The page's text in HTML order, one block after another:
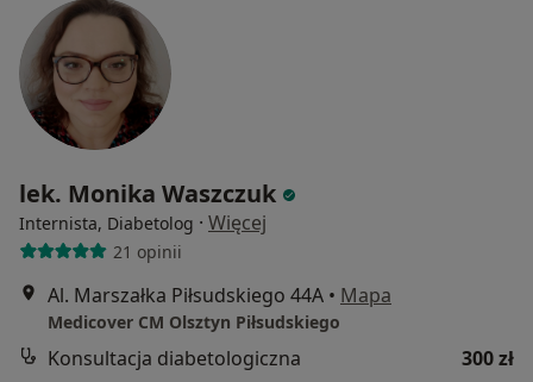
lek. Monika Waszczuk
Internista, Diabetolog · Więcej
21 opinii
Al. Marszałka Piłsudskiego 44A • Mapa
Medicover CM Olsztyn Piłsudskiego
Konsultacja diabetologiczna
300 zł